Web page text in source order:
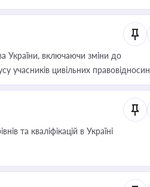
України, включаючи зміни до
учасників цивільних правовідносин
та кваліфікацій в Україні